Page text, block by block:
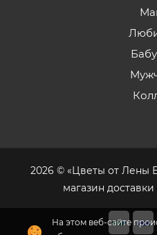
На этом веб-сайте
2026 © «Цветы от Лены
магазин